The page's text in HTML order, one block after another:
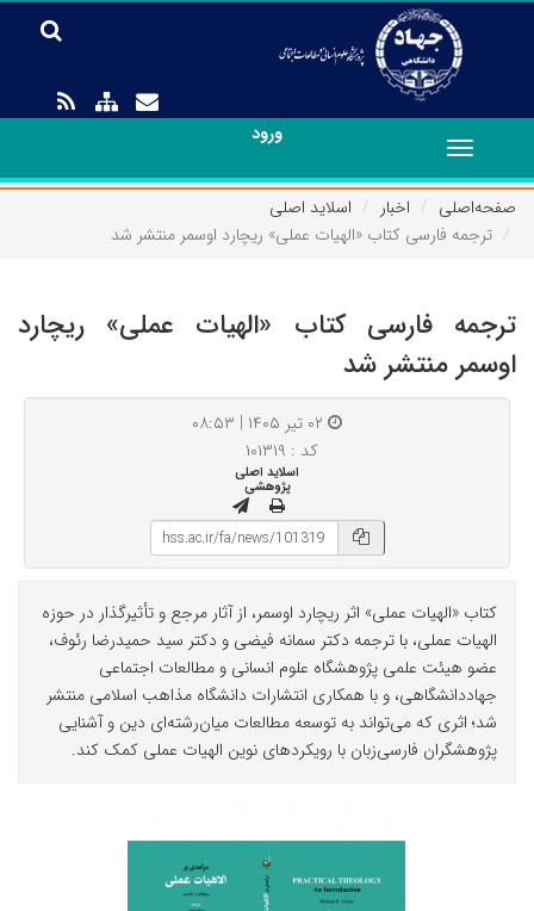
ورود
Toggle
navigation
صفحه‌اصلی
اخبار
اسلاید اصلی
ترجمه فارسی کتاب «الهیات عملی» ریچارد اوسمر منتشر شد
ترجمه فارسی کتاب «الهیات عملی» ریچارد
اوسمر منتشر شد
کد : ۱۰۱۳۱۹
اسلاید اصلی
پژوهشی
کتاب «الهیات عملی» اثر ریچارد اوسمر، از آثار مرجع و تأثیرگذار در حوزه
الهیات عملی، با ترجمه دکتر سمانه فیضی و دکتر سید حمیدرضا رئوف،
عضو هیئت علمی پژوهشگاه علوم انسانی و مطالعات اجتماعی
جهاددانشگاهی، و با همکاری انتشارات دانشگاه مذاهب اسلامی منتشر
شد؛ اثری که می‌تواند به توسعه مطالعات میان‌رشته‌ای دین و آشنایی
پژوهشگران فارسی‌زبان با رویکردهای نوین الهیات عملی کمک کند.